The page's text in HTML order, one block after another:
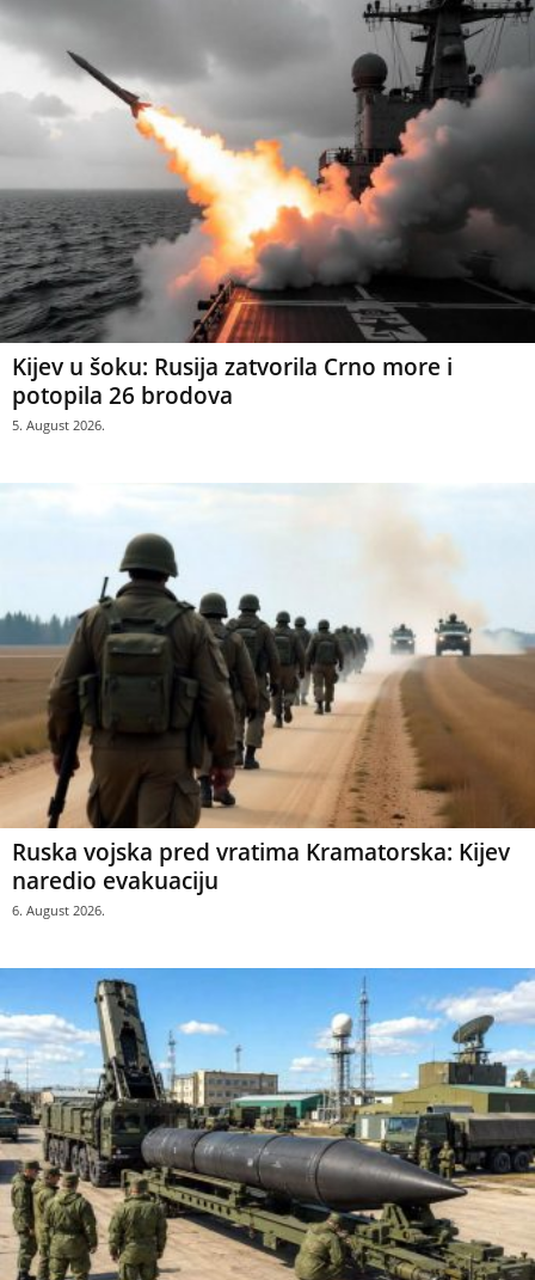
Kijev u šoku: Rusija zatvorila Crno more i
potopila 26 brodova
5. August 2026.
Ruska vojska pred vratima Kramatorska: Kijev
naredio evakuaciju
6. August 2026.